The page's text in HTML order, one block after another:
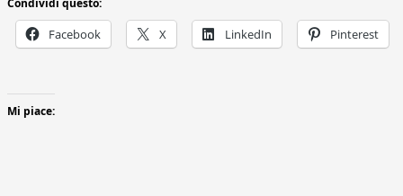
Facebook X LinkedIn Pinterest
Mi piace: